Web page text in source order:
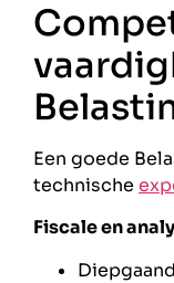
Een goede
technische
Fiscale en